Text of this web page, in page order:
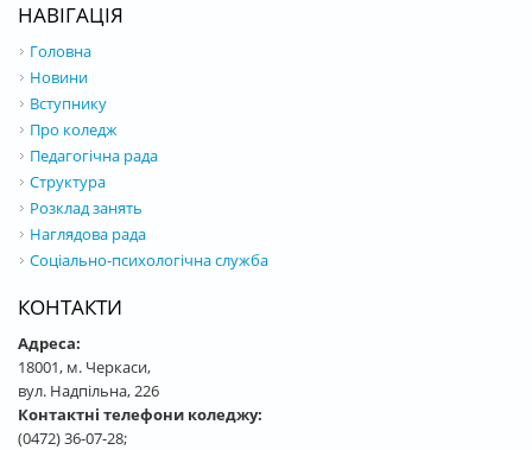
НАВІГАЦІЯ
Головна
Новини
Вступнику
Про коледж
Педагогічна рада
Структура
Розклад занять
Наглядова рада
Соціально-психологічна служба
КОНТАКТИ
Адреса:
18001, м. Черкаси,
вул. Надпільна, 226
Контактні телефони коледжу:
(0472) 36-07-28;